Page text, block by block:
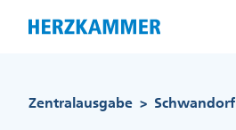
Zentralausgabe > Schwandorf